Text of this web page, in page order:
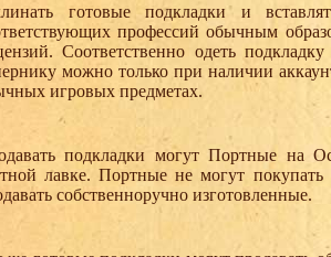
готовые подкладки и
профессий обычным
Соответственно одеть
можно только при наличии
игровых предметах.
подкладки могут Портные на
лавке. Портные не могут
собственноручно изготовленные.